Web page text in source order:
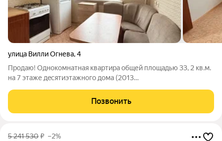
улица Вилли Огнева,4
Прoдaю! Однокомнатная квapтира общей площадью 33, 2 кв.м.
на 7 этаже дeсятиэтaжногo домa (2013
косметический ремонт. Застекленная лоджия. Бонусом к этой
квартире идет большая кладовка. Во дворе есть
Позвонить
5 241 530₽ –2%